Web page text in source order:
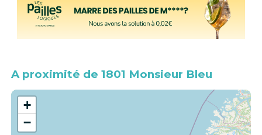
A proximité de 1801 Monsieur Bleu
+
−